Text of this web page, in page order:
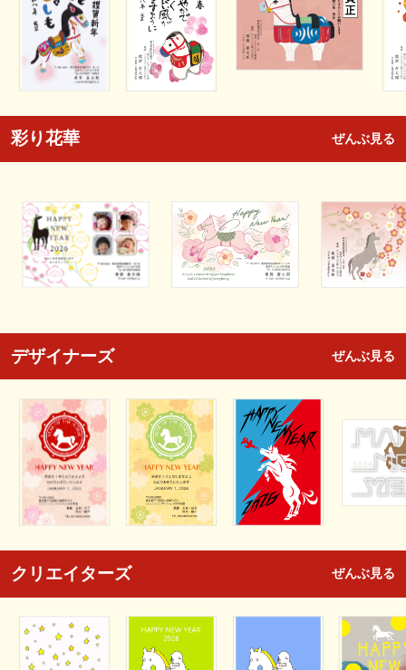
彩り花華 ぜんぶ見る
デザイナーズ ぜんぶ見る
クリエイターズ ぜんぶ見る